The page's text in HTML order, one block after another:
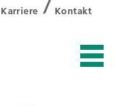
Karriere Kontakt